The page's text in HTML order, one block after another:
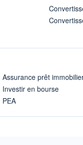
Assurance prêt
Investir en bourse
PEA